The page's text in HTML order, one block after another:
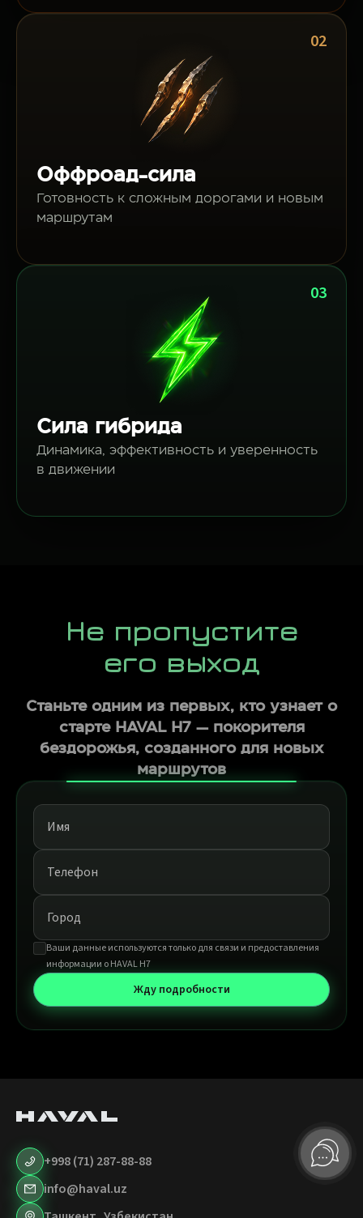
02
Оффроад-сила
Готовность к сложным дорогами и новым
маршрутам
03
Сила гибрида
Динамика, эффективность и уверенность
в движении
Не пропустите
его выход
Станьте одним из первых, кто узнает о
старте HAVAL H7 — покорителя
бездорожья, созданного для новых
маршрутов
Ваши данные используются только для связи и предоставления
информации о HAVAL H7
Жду подробности
+998 (71) 287-88-88
info@haval.uz